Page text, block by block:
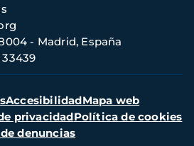
- Madrid, España
AccesibilidadMapa web
privacidadPolítica de cookies
denuncias